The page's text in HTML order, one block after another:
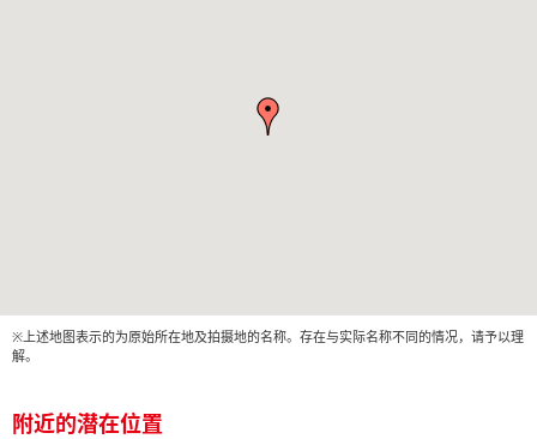
※上述地图表示的为原始所在地及拍摄地的名称。存在与实际名称不同的情况，请予以理
解。
附近的潜在位置